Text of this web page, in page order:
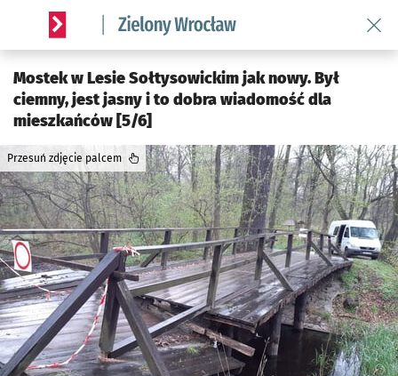
Serwis informacyjny wroclaw.pl podserwis: Środowisko we
Mostek w Lesie Sołtysowickim jak nowy. Był
ciemny, jest jasny i to dobra wiadomość dla
mieszkańców [5/6]
Przesuń zdjęcie palcem